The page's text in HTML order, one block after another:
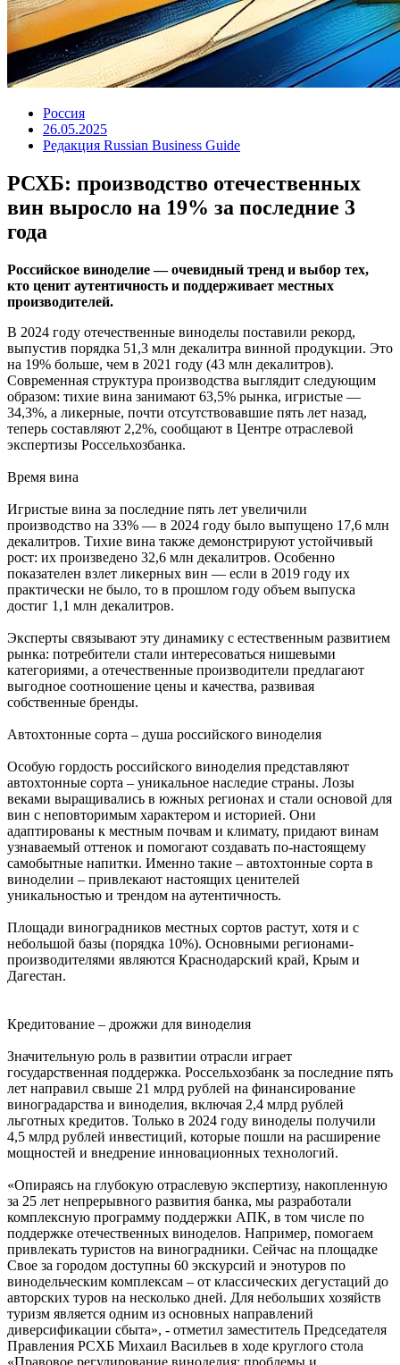
Россия
26.05.2025
Редакция Russian Business Guide
РСХБ: производство отечественных
вин выросло на 19% за последние 3
года
Российское виноделие — очевидный тренд и выбор тех,
кто ценит аутентичность и поддерживает местных
производителей.
В 2024 году отечественные виноделы поставили рекорд,
выпустив порядка 51,3 млн декалитра винной продукции. Это
на 19% больше, чем в 2021 году (43 млн декалитров).
Современная структура производства выглядит следующим
образом: тихие вина занимают 63,5% рынка, игристые —
34,3%, а ликерные, почти отсутствовавшие пять лет назад,
теперь составляют 2,2%, сообщают в Центре отраслевой
экспертизы Россельхозбанка.
Время вина
Игристые вина за последние пять лет увеличили
производство на 33% — в 2024 году было выпущено 17,6 млн
декалитров. Тихие вина также демонстрируют устойчивый
рост: их произведено 32,6 млн декалитров. Особенно
показателен взлет ликерных вин — если в 2019 году их
практически не было, то в прошлом году объем выпуска
достиг 1,1 млн декалитров.
Эксперты связывают эту динамику с естественным развитием
рынка: потребители стали интересоваться нишевыми
категориями, а отечественные производители предлагают
выгодное соотношение цены и качества, развивая
собственные бренды.
Автохтонные сорта – душа российского виноделия
Особую гордость российского виноделия представляют
автохтонные сорта – уникальное наследие страны. Лозы
веками выращивались в южных регионах и стали основой для
вин с неповторимым характером и историей. Они
адаптированы к местным почвам и климату, придают винам
узнаваемый оттенок и помогают создавать по-настоящему
самобытные напитки. Именно такие – автохтонные сорта в
виноделии – привлекают настоящих ценителей
уникальностью и трендом на аутентичность.
Площади виноградников местных сортов растут, хотя и с
небольшой базы (порядка 10%). Основными регионами-
производителями являются Краснодарский край, Крым и
Дагестан.
Кредитование – дрожжи для виноделия
Значительную роль в развитии отрасли играет
государственная поддержка. Россельхозбанк за последние пять
лет направил свыше 21 млрд рублей на финансирование
виноградарства и виноделия, включая 2,4 млрд рублей
льготных кредитов. Только в 2024 году виноделы получили
4,5 млрд рублей инвестиций, которые пошли на расширение
мощностей и внедрение инновационных технологий.
«Опираясь на глубокую отраслевую экспертизу, накопленную
за 25 лет непрерывного развития банка, мы разработали
комплексную программу поддержки АПК, в том числе по
поддержке отечественных виноделов. Например, помогаем
привлекать туристов на виноградники. Сейчас на площадке
Свое за городом доступны 60 экскурсий и энотуров по
винодельческим комплексам – от классических дегустаций до
авторских туров на несколько дней. Для небольших хозяйств
туризм является одним из основных направлений
диверсификации сбыта», - отметил заместитель Председателя
Правления РСХБ Михаил Васильев в ходе круглого стола
«Правовое регулирование виноделия: проблемы и